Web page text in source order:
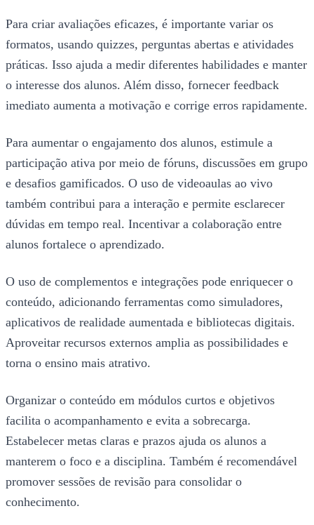
Para criar avaliações eficazes, é importante variar os
formatos, usando quizzes, perguntas abertas e atividades
práticas. Isso ajuda a medir diferentes habilidades e manter
o interesse dos alunos. Além disso, fornecer feedback
imediato aumenta a motivação e corrige erros rapidamente.
Para aumentar o engajamento dos alunos, estimule a
participação ativa por meio de fóruns, discussões em grupo
e desafios gamificados. O uso de videoaulas ao vivo
também contribui para a interação e permite esclarecer
dúvidas em tempo real. Incentivar a colaboração entre
alunos fortalece o aprendizado.
O uso de complementos e integrações pode enriquecer o
conteúdo, adicionando ferramentas como simuladores,
aplicativos de realidade aumentada e bibliotecas digitais.
Aproveitar recursos externos amplia as possibilidades e
torna o ensino mais atrativo.
Organizar o conteúdo em módulos curtos e objetivos
facilita o acompanhamento e evita a sobrecarga.
Estabelecer metas claras e prazos ajuda os alunos a
manterem o foco e a disciplina. Também é recomendável
promover sessões de revisão para consolidar o
conhecimento.